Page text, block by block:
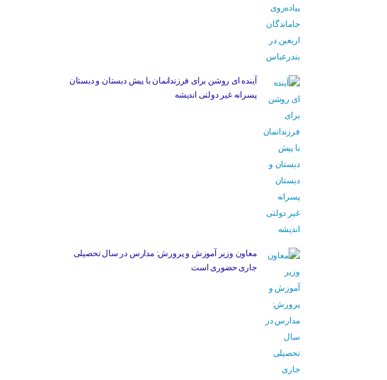
آینده ای روشن برای فرزندانمان با پیش دبستان و دبستان
پسرانه غیر دولتی اندیشه
معاون وزیر آموزش و پرورش: مدارس در سال تحصیلی
جاری حضوری است